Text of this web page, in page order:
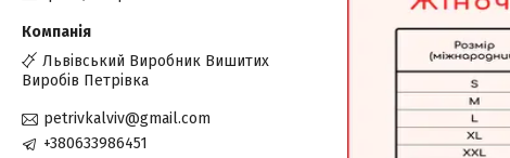
Львівський Виробник Вишитих
Виробів Петрівка
petrivkalviv@gmail.com
+380633986451